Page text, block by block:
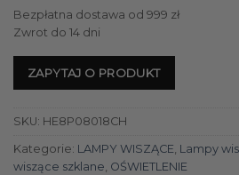
Bezpłatna dostawa od 999 zł
Zwrot do 14 dni
ZAPYTAJ O PRODUKT
SKU: HE8P08018CH
Kategorie: LAMPY WISZĄCE Lampy
wiszące szklane OŚWIETLENIE